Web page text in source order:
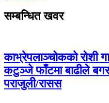
सम्बन्धित खवर
काभ्रेपलाञ्चोकको रोशी
कटुञ्जे फाँटमा बाढीले
पराजुली/रासस